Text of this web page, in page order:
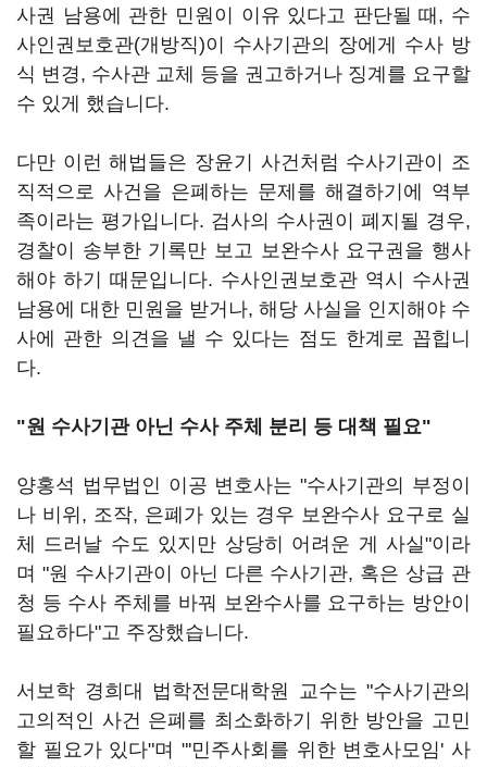
사권 남용에 관한 민원이 이유 있다고 판단될 때, 수
사인권보호관(개방직)이 수사기관의 장에게 수사 방
식 변경, 수사관 교체 등을 권고하거나 징계를 요구할
수 있게 했습니다.
다만 이런 해법들은 장윤기 사건처럼 수사기관이 조
직적으로 사건을 은폐하는 문제를 해결하기에 역부
족이라는 평가입니다. 검사의 수사권이 폐지될 경우,
경찰이 송부한 기록만 보고 보완수사 요구권을 행사
해야 하기 때문입니다. 수사인권보호관 역시 수사권
남용에 대한 민원을 받거나, 해당 사실을 인지해야 수
사에 관한 의견을 낼 수 있다는 점도 한계로 꼽힙니
다.
"원 수사기관 아닌 수사 주체 분리 등 대책 필요"
양홍석 법무법인 이공 변호사는 "수사기관의 부정이
나 비위, 조작, 은폐가 있는 경우 보완수사 요구로 실
체 드러날 수도 있지만 상당히 어려운 게 사실"이라
며 "원 수사기관이 아닌 다른 수사기관, 혹은 상급 관
청 등 수사 주체를 바꿔 보완수사를 요구하는 방안이
필요하다"고 주장했습니다.
서보학 경희대 법학전문대학원 교수는 "수사기관의
고의적인 사건 은폐를 최소화하기 위한 방안을 고민
할 필요가 있다"며 "'민주사회를 위한 변호사모임' 사